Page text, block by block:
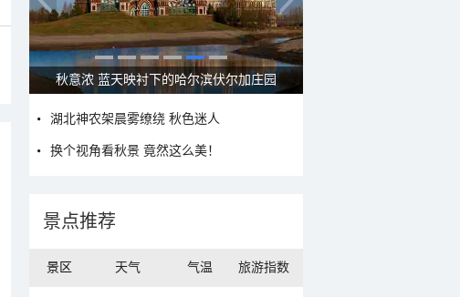
秋意浓 蓝天映衬下的哈尔滨伏尔加庄园
湖北神农架晨雾缭绕 秋色迷人
换个视角看秋景 竟然这么美！
景点推荐
景区 天气 气温 旅游指数